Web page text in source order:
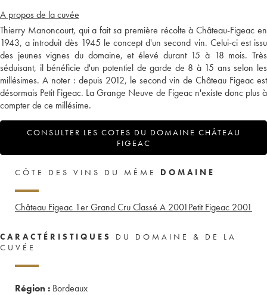
A propos de la cuvée
Thierry Manoncourt, qui a fait sa première récolte à Château-Figeac en
1943, a introduit dès 1945 le concept d'un second vin. Celui-ci est issu
des jeunes vignes du domaine, et élevé durant 15 à 18 mois. Très
séduisant, il bénéficie d'un potentiel de garde de 8 à 15 ans selon les
millésimes. A noter : depuis 2012, le second vin de Château Figeac est
désormais Petit Figeac. La Grange Neuve de Figeac n'existe donc plus à
compter de ce millésime.
CONSULTER LES COTES DU DOMAINE CHÂTEAU
FIGEAC
CÔTE DES VINS DU MÊME DOMAINE
Château Figeac 1er Grand Cru Classé A 2001Petit Figeac 2001
CARACTÉRISTIQUES
DU DOMAINE & DE LA
CUVÉE
Région : Bordeaux